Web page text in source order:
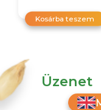
Kosárba teszem
Üzenet